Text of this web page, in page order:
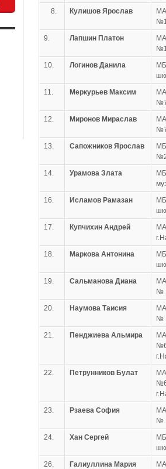
8.
Кулишов Ярослав
9.
Лапшин Платон
10.
Логинов Данила
11.
Меркурьев Максим
12.
Миронов Мираслав
13.
Сапожников Ярослав
14.
Урамова Злата
16.
Исламов Рамазан
17.
Купчихин Андрей
18.
Маркова Антонина
19.
Сальманова Диана
№
20.
Наумова Таисия
№
21.
Пенджиева Альмира
22.
Петрунников Булат
23.
Рзаева София
№
24.
Хан Сергей
26.
Галиуллина Мария